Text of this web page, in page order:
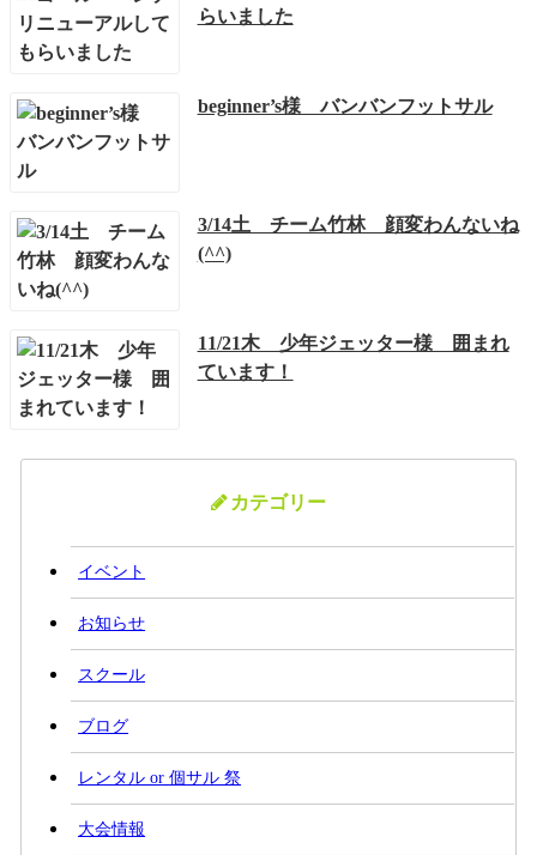
らいました
beginner’s様 バンバンフットサル
3/14土 チーム竹林 顔変わんないね
(^^)
11/21木 少年ジェッター様 囲まれ
ています！
カテゴリー
イベント
お知らせ
スクール
ブログ
レンタル or 個サル 祭
大会情報